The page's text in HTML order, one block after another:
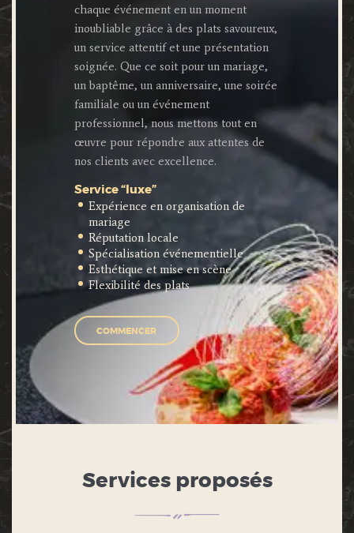
chaque événement en un moment
inoubliable grâce à des plats savoureux,
un service attentif et une présentation
soignée. Que ce soit pour un mariage,
un baptême, un anniversaire, une soirée
familiale ou un événement
professionnel, nous mettons tout en
œuvre pour répondre aux attentes de
nos clients avec excellence.
Service “luxe”
Expérience en organisation de
mariage
Réputation locale
Spécialisation événementielle
Esthétique et mise en scène
Flexibilité des plats
COMMENCER
Services proposés